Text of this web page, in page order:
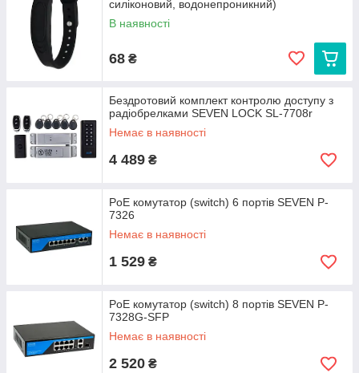
силіконовий, водонепроникний)
В наявності
68 ₴
Бездротовий комплект контролю доступу з
радіобрелками SEVEN LOCK SL-7708r
Немає в наявності
4 489 ₴
PoE комутатор (switch) 6 портів SEVEN P-
7326
Немає в наявності
1 529 ₴
PoE комутатор (switch) 8 портів SEVEN P-
7328G-SFP
Немає в наявності
2 520 ₴